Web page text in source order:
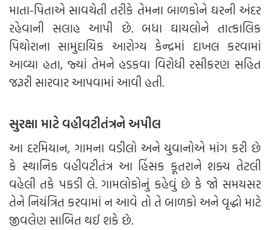
માતા-પિતાએ સાવચેતી તરીકે તેમના બાળકોને ઘરની અંદર
રહેવાની સલાહ આપી છે. બધા ઘાયલોને તાત્કાલિક
પિથોરાના સામુદાયિક આરોગ્ય કેન્દ્રમાં દાખલ કરવામાં
આવ્યા હતા, જ્યાં તેમને હડકવા વિરોધી રસીકરણ સહિત
જરૂરી સારવાર આપવામાં આવી હતી.
સુરક્ષા માટે વહીવટીતંત્રને અપીલ
આ દરમિયાન, ગામના વડીલો અને યુવાનોએ માંગ કરી છે
કે સ્થાનિક વહીવટીતંત્ર આ હિંસક કૂતરાને શક્ય તેટલી
વહેલી તકે પકડી લે. ગામલોકોનું કહેવું છે કે જો સમયસર
તેને નિયંત્રિત કરવામાં ન આવે તો તે બાળકો અને વૃદ્ધો માટે
જીવલેણ સાબિત થઈ શકે છે.